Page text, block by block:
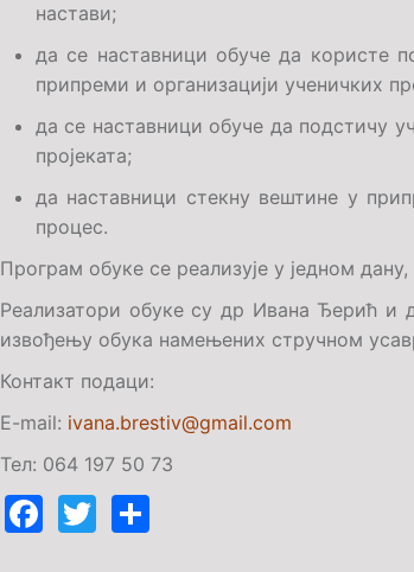
настави;
да се наставници обуче да користе
припреми и организацији ученичких
да се наставници обуче да подстичу
пројеката;
да наставници стекну вештине у
процес.
Програм обуке се реализује у једном
Реализатори обуке су др Ивана Ђерић и
извођењу обука намењених стручном
Контакт подаци:
E-mail: ivana.brestiv@gmail.com
Тел: 064 197 50 73
Facebook
Twitter